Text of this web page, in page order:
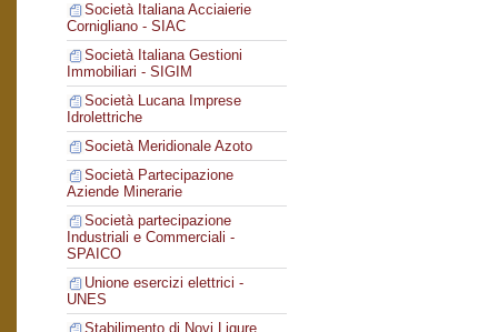
Società Italiana Acciaierie
Cornigliano - SIAC
Società Italiana Gestioni
Immobiliari - SIGIM
Società Lucana Imprese
Idrolettriche
Società Meridionale Azoto
Società Partecipazione
Aziende Minerarie
Società partecipazione
Industriali e Commerciali -
SPAICO
Unione esercizi elettrici -
UNES
Stabilimento di Novi Ligure